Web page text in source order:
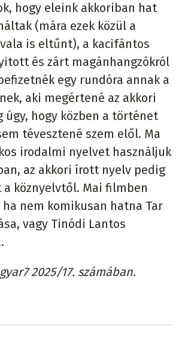
hogy eleink akkoriban hat
(mára ezek közül a
is eltűnt), a kacifántos
és zárt magánhangzókról
egy rundóra annak a
aki megértené az akkori
úgy, hogy közben a történet
tévesztené szem elől. Ma
irodalmi nyelvet használjuk
az akkori írott nyelv pedig
köznyelvtől. Mai filmben
nem komikusan hatna Tar
vagy Tinódi Lantos
2025/17. számában.